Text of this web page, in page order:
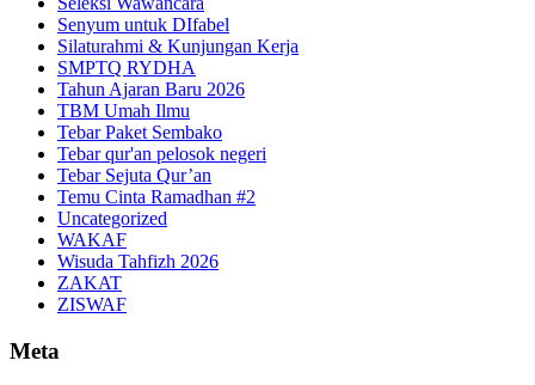
Senyum untuk DIfabel
Silaturahmi & Kunjungan Kerja
SMPTQ RYDHA
Tahun Ajaran Baru 2026
TBM Umah Ilmu
Tebar Paket Sembako
Tebar qur'an pelosok negeri
Tebar Sejuta Qur’an
Temu Cinta Ramadhan #2
Uncategorized
WAKAF
Wisuda Tahfizh 2026
ZAKAT
ZISWAF
Meta